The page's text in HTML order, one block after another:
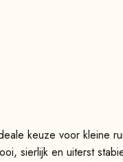
keuze voor kleine
sierlijk en uiterst